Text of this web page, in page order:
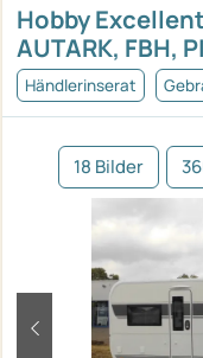
Hobby
AUTARK, FBH,
Händlerinserat
18 Bilder
zurück